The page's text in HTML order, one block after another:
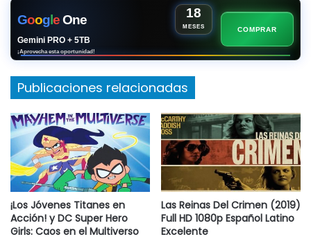
GoogleOne 18
MESES
Gemini PRO + 5TB
¡Aprovecha esta oportunidad!
COMPRAR
Publicaciones relacionadas
¡Los Jóvenes Titanes en
Acción! y DC Super Hero
Girls: Caos en el Multiverso
Las Reinas Del Crimen (2019)
Full HD 1080p Español Latino
Excelente